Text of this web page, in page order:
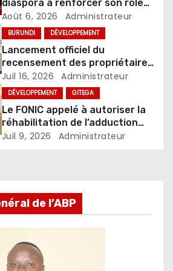
diaspora à renforcer son rôle
dans le développement du pays
Août 6, 2026 Administrateur
BURUNDI DÉVELOPPEMENT
Lancement officiel du
recensement des propriétaires
des propriétés ou parcelles
dans les centres urbains du
Burundi
Juil 16, 2026 Administrateur
DÉVELOPPEMENT GITEGA
Le FONIC appelé à autoriser la
réhabilitation de l’adduction
d’eau Muzenga-Bugenyuzi
Juil 9, 2026 Administrateur
de l’ABP